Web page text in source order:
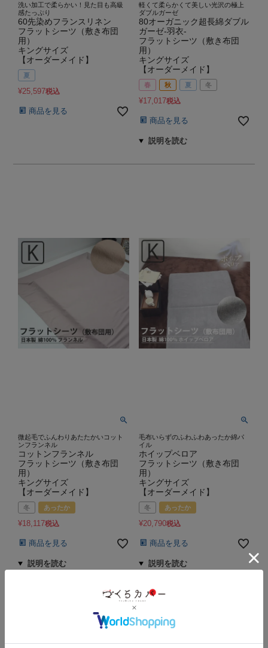
洗い加工で柔らかい！見た目も高級
感たっぷり
60先染めフランスリネン
フラットシーツ（敷き布団
用）
キングサイズ
【オーダーメイド】
夏
¥25,597税込
商品を見る
軽くて柔らかくて美しい光沢の極上
ダブルガーゼ
80オーガニック超長綿ダブル
ガーゼ-羽衣-
フラットシーツ（敷き布団
用）
キングサイズ
【オーダーメイド】
春 秋 夏 冬
¥17,017税込
商品を見る
微起毛でふんわりあたたかいコット
ンフランネル
コットンフランネル
フラットシーツ（敷き布団
用）
キングサイズ
【オーダーメイド】
冬 あったか
¥18,117税込
商品を見る
毛布いらずのふわふわあったか綿パ
イル
ホイップベロア
フラットシーツ（敷き布団
用）
キングサイズ
【オーダーメイド】
冬 あったか
¥20,790税込
商品を見る